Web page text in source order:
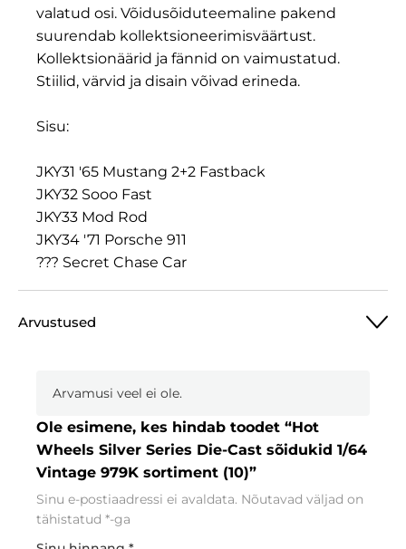
valatud osi. Võidusõiduteemaline pakend
suurendab kollektsioneerimisväärtust.
Kollektsionäärid ja fännid on vaimustatud.
Stiilid, värvid ja disain võivad erineda.
Sisu:
JKY31 '65 Mustang 2+2 Fastback
JKY32 Sooo Fast
JKY33 Mod Rod
JKY34 '71 Porsche 911
??? Secret Chase Car
Arvustused
Arvamusi veel ei ole.
Ole esimene, kes hindab toodet “Hot
Wheels Silver Series Die-Cast sõidukid 1/64
Vintage 979K sortiment (10)”
Sinu e-postiaadressi ei avaldata. Nõutavad väljad on
tähistatud *-ga